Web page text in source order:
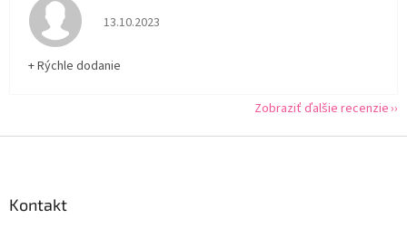
Hodnotenie obchodu je 5 z 5 hviezdičiek.
13.10.2023
+ Rýchle dodanie
Zobraziť ďalšie recenzie
Kontakt